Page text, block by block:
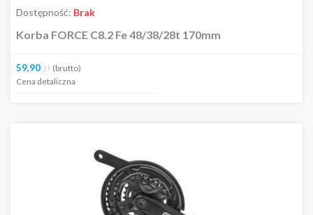
Dostępność: Brak
Korba FORCE C8.2 Fe 48/38/28t 170mm
59,90 zł (brutto)
Cena detaliczna